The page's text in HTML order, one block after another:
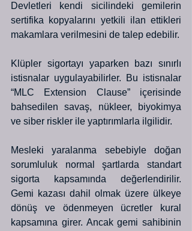
Devletleri kendi sicilindeki gemilerin
sertifika kopyalarını yetkili ilan ettikleri
makamlara verilmesini de talep edebilir.
Klüpler sigortayı yaparken bazı sınırlı
istisnalar uygulayabilirler. Bu istisnalar
“MLC Extension Clause” içerisinde
bahsedilen savaş, nükleer, biyokimya
ve siber riskler ile yaptırımlarla ilgilidir.
Mesleki yaralanma sebebiyle doğan
sorumluluk normal şartlarda standart
sigorta kapsamında değerlendirilir.
Gemi kazası dahil olmak üzere ülkeye
dönüş ve ödenmeyen ücretler kural
kapsamına girer. Ancak gemi sahibinin